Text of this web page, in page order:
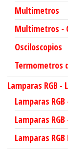
Multimetros
Multimetros -
Osciloscopios
Termometros
Lamparas RGB -
Lamparas
Lamparas
Lamparas RGB